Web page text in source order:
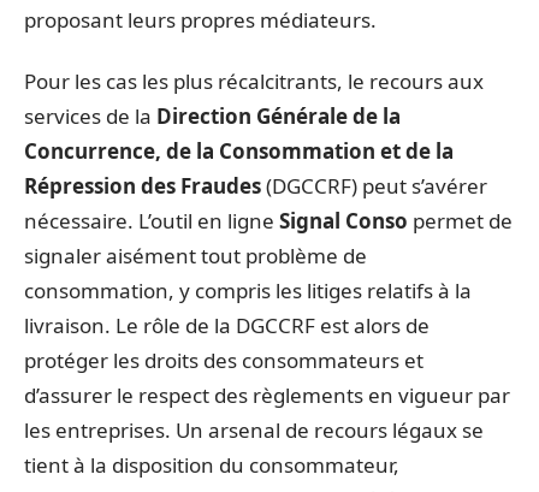
proposant leurs propres médiateurs.
Pour les cas les plus récalcitrants, le recours aux
services de la Direction Générale de la
Concurrence, de la Consommation et de la
Répression des Fraudes(DGCCRF) peut s’avérer
nécessaire. L’outil en ligne Signal Conso permet de
signaler aisément tout problème de
consommation, y compris les litiges relatifs à la
livraison. Le rôle de la DGCCRF est alors de
protéger les droits des consommateurs et
d’assurer le respect des règlements en vigueur par
les entreprises. Un arsenal de recours légaux se
tient à la disposition du consommateur,